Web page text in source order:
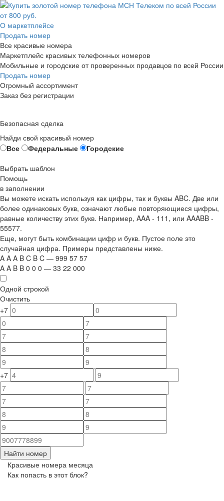
О маркетплейсе
Продать номер
Все красивые номера
Маркетплейс красивых телефонных номеров
Мобильные и городские от проверенных продавцов по всей России
Продать номер
Огромный ассортимент
Заказ без регистрации
Безопасная сделка
Найди свой красивый номер
Все
Федеральные
Городские
Выбрать шаблон
Помощь
в заполнении
Вы можете искать используя как цифры, так и буквы ABC. Две или
более одинаковых букв, означают любые повторяющиеся цифры,
равные количеству этих букв. Например, AAA - 111 , или AAABB -
55577.
Еще, могут быть комбинации цифр и букв. Пустое поле это
случайная цифра. Примеры представлены ниже.
A A A B C B C — 999 57 57
A A B B 0 0 0 — 33 22 000
Одной строкой
Очистить
+7
+7
Найти номер
Красивые номера месяца
Как попасть в этот блок?